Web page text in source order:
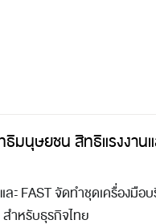
มนุษยชน สิทธิแรงงานแ
FAST จัดทำชุดเครื่องมือบ
ำหรับธุรกิจไทย